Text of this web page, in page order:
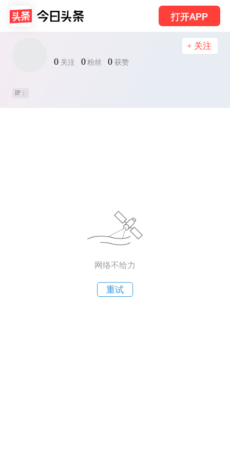
打开APP
0 关注 0 粉丝 0 获赞
+ 关注
IP：
网络不给力
重试